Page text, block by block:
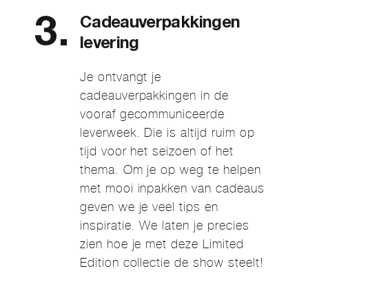
Cadeauverpakkingen
levering
Je ontvangt je
cadeauverpakkingen in de
vooraf gecommuniceerde
leverweek. Die is altijd ruim op
tijd voor het seizoen of het
thema. Om je op weg te helpen
met mooi inpakken van cadeaus
geven we je veel tips en
inspiratie. We laten je precies
zien hoe je met deze Limited
Edition collectie de show steelt!